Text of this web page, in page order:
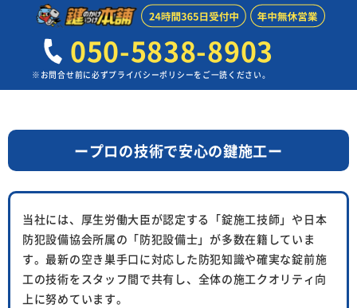
050-5838-8903
※お問合せ前に必ずプライバシーポリシーをご一読ください。
ープロの技術で安心の鍵施工ー
当社には、厚生労働大臣が認定する「錠施工技師」や日本
防犯設備協会所属の「防犯設備士」が多数在籍していま
す。最新の空き巣手口に対応した防犯知識や確実な錠前施
工の技術をスタッフ間で共有し、 全体の施工クオリティ向
上に努めています。